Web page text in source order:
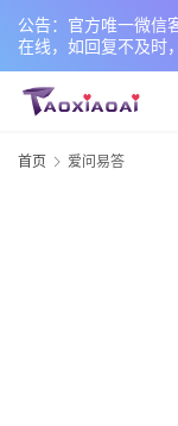
公告：官方唯一微
在线，如回复不及时
复您！
首页 爱问易答